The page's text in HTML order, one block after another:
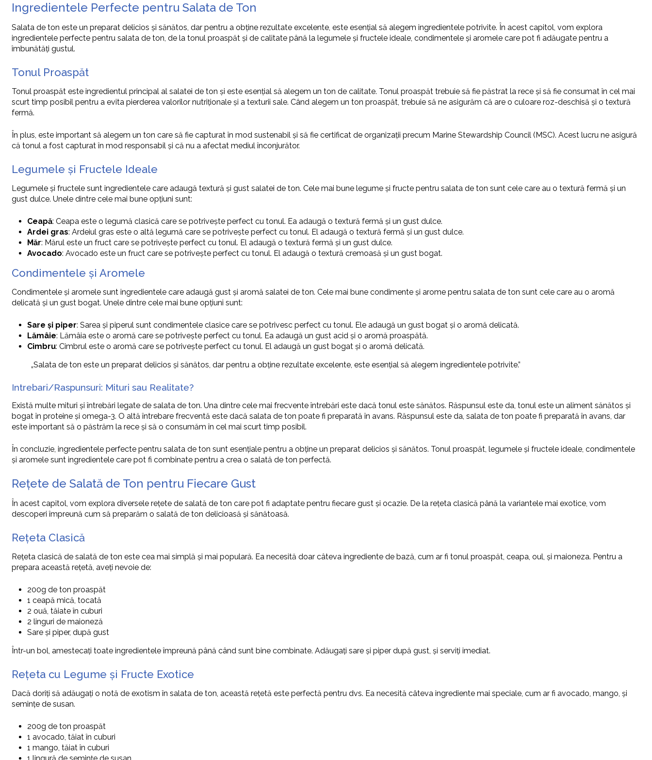
Ingredientele Perfecte pentru Salata de Ton
Salata de ton este un preparat delicios și sănătos, dar pentru a obține rezultate excelente, este esențial să alegem ingredientele potrivite. În acest capitol, vom explora
ingredientele perfecte pentru salata de ton, de la tonul proaspăt și de calitate până la legumele și fructele ideale, condimentele și aromele care pot fi adăugate pentru a
îmbunătăți gustul.
Tonul Proaspăt
Tonul proaspăt este ingredientul principal al salatei de ton și este esențial să alegem un ton de calitate. Tonul proaspăt trebuie să fie păstrat la rece și să fie consumat în cel mai
scurt timp posibil pentru a evita pierderea valorilor nutriționale și a texturii sale. Când alegem un ton proaspăt, trebuie să ne asigurăm că are o culoare roz-deschisă și o textură
fermă.
În plus, este important să alegem un ton care să fie capturat în mod sustenabil și să fie certificat de organizații precum Marine Stewardship Council (MSC). Acest lucru ne asigură
că tonul a fost capturat în mod responsabil și că nu a afectat mediul înconjurător.
Legumele și Fructele Ideale
Legumele și fructele sunt ingredientele care adaugă textură și gust salatei de ton. Cele mai bune legume și fructe pentru salata de ton sunt cele care au o textură fermă și un
gust dulce. Unele dintre cele mai bune opțiuni sunt:
Ceapă: Ceapa este o legumă clasică care se potrivește perfect cu tonul. Ea adaugă o textură fermă și un gust dulce.
Ardei gras: Ardeiul gras este o altă legumă care se potrivește perfect cu tonul. El adaugă o textură fermă și un gust dulce.
Măr: Mărul este un fruct care se potrivește perfect cu tonul. El adaugă o textură fermă și un gust dulce.
Avocado: Avocado este un fruct care se potrivește perfect cu tonul. El adaugă o textură cremoasă și un gust bogat.
Condimentele și Aromele
Condimentele și aromele sunt ingredientele care adaugă gust și aromă salatei de ton. Cele mai bune condimente și arome pentru salata de ton sunt cele care au o aromă
delicată și un gust bogat. Unele dintre cele mai bune opțiuni sunt:
Sare și piper: Sarea și piperul sunt condimentele clasice care se potrivesc perfect cu tonul. Ele adaugă un gust bogat și o aromă delicată.
Lămâie: Lămâia este o aromă care se potrivește perfect cu tonul. Ea adaugă un gust acid și o aromă proaspătă.
Cimbru: Cimbrul este o aromă care se potrivește perfect cu tonul. El adaugă un gust bogat și o aromă delicată.
„Salata de ton este un preparat delicios și sănătos, dar pentru a obține rezultate excelente, este esențial să alegem ingredientele potrivite.”
Intrebari/Raspunsuri: Mituri sau Realitate?
Există multe mituri și întrebări legate de salata de ton. Una dintre cele mai frecvente întrebări este dacă tonul este sănătos. Răspunsul este da, tonul este un aliment sănătos și
bogat în proteine și omega-3. O altă întrebare frecventă este dacă salata de ton poate fi preparată în avans. Răspunsul este da, salata de ton poate fi preparată în avans, dar
este important să o păstrăm la rece și să o consumăm în cel mai scurt timp posibil.
În concluzie, ingredientele perfecte pentru salata de ton sunt esențiale pentru a obține un preparat delicios și sănătos. Tonul proaspăt, legumele și fructele ideale, condimentele
și aromele sunt ingredientele care pot fi combinate pentru a crea o salată de ton perfectă.
Rețete de Salată de Ton pentru Fiecare Gust
În acest capitol, vom explora diversele rețete de salată de ton care pot fi adaptate pentru fiecare gust și ocazie. De la rețeta clasică până la variantele mai exotice, vom
descoperi împreună cum să preparăm o salată de ton delicioasă și sănătoasă.
Rețeta Clasică
Rețeta clasică de salată de ton este cea mai simplă și mai populară. Ea necesită doar câteva ingrediente de bază, cum ar fi tonul proaspăt, ceapa, oul, și maioneza. Pentru a
prepara această rețetă, aveți nevoie de:
200g de ton proaspăt
1 ceapă mică, tocată
2 ouă, tăiate în cuburi
2 linguri de maioneză
Sare și piper, după gust
Într-un bol, amestecați toate ingredientele împreună până când sunt bine combinate. Adăugați sare și piper după gust, și serviți imediat.
Rețeta cu Legume și Fructe Exotice
Dacă doriți să adăugați o notă de exotism în salata de ton, această rețetă este perfectă pentru dvs. Ea necesită câteva ingrediente mai speciale, cum ar fi avocado, mango, și
semințe de susan.
200g de ton proaspăt
1 avocado, tăiat în cuburi
1 mango, tăiat în cuburi